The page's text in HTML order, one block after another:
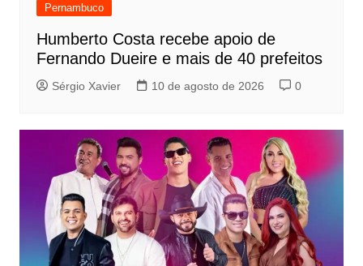
Pernambuco
Humberto Costa recebe apoio de
Fernando Dueire e mais de 40 prefeitos
Sérgio Xavier 10 de agosto de 2026 0